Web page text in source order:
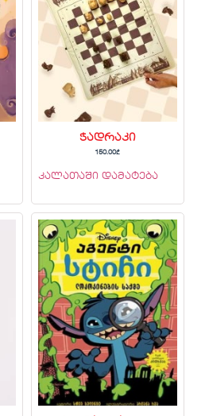
ჭადრაკი
150.00₾
კალათაში დამატება